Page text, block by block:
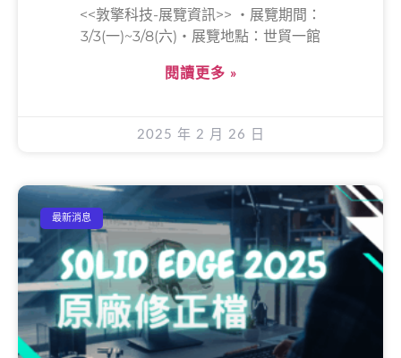
<<敦擎科技-展覽資訊>> ‧展覽期間：
3/3(一)~3/8(六)‧展覽地點：世貿一館
閱讀更多 »
2025 年 2 月 26 日
最新消息